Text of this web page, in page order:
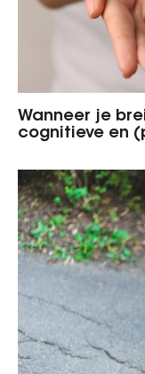
Wanneer je
cognitieve en